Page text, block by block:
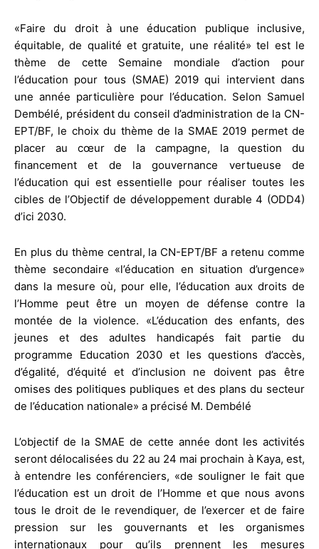
«Faire du droit à une éducation publique inclusive,
équitable, de qualité et gratuite, une réalité» tel est le
thème de cette Semaine mondiale d’action pour
l’éducation pour tous (SMAE) 2019 qui intervient dans
une année particulière pour l’éducation. Selon Samuel
Dembélé, président du conseil d’administration de la CN-
EPT/BF, le choix du thème de la SMAE 2019 permet de
placer au cœur de la campagne, la question du
financement et de la gouvernance vertueuse de
l’éducation qui est essentielle pour réaliser toutes les
cibles de l’Objectif de développement durable 4 (ODD4)
d’ici 2030.
En plus du thème central, la CN-EPT/BF a retenu comme
thème secondaire «l’éducation en situation d’urgence»
dans la mesure où, pour elle, l’éducation aux droits de
l’Homme peut être un moyen de défense contre la
montée de la violence. «L’éducation des enfants, des
jeunes et des adultes handicapés fait partie du
programme Education 2030 et les questions d’accès,
d’égalité, d’équité et d’inclusion ne doivent pas être
omises des politiques publiques et des plans du secteur
de l’éducation nationale» a précisé M. Dembélé
L’objectif de la SMAE de cette année dont les activités
seront délocalisées du 22 au 24 mai prochain à Kaya, est,
à entendre les conférenciers, «de souligner le fait que
l’éducation est un droit de l’Homme et que nous avons
tous le droit de le revendiquer, de l’exercer et de faire
pression sur les gouvernants et les organismes
internationaux pour qu’ils prennent les mesures